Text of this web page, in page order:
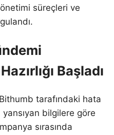
süreçleri ve
Başladı
tarafındaki hata
bilgilere göre
sırasında